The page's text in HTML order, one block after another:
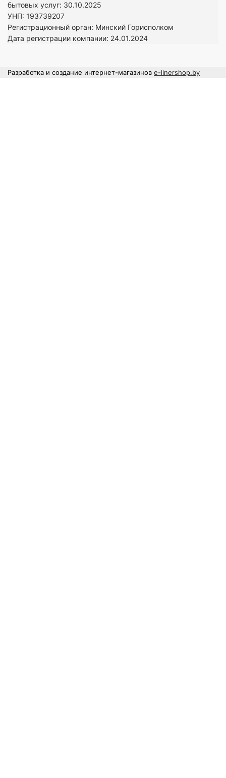
бытовых услуг: 30.10.2025
УНП: 193739207
Регистрационный орган: Минский Горисполком
Дата регистрации компании: 24.01.2024
Разработка и создание интернет-магазинов e-linershop.by